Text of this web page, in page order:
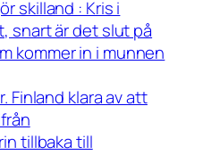
skilland : Kris i
snart är det slut på
kommer in i munnen
Finland klara av att
tillbaka till